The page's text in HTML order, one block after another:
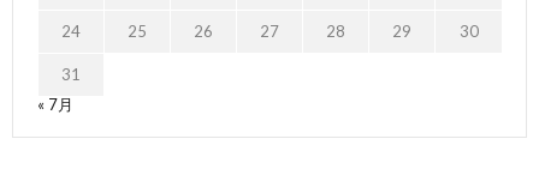
24 25 26 27 28 29 30
31
« 7月